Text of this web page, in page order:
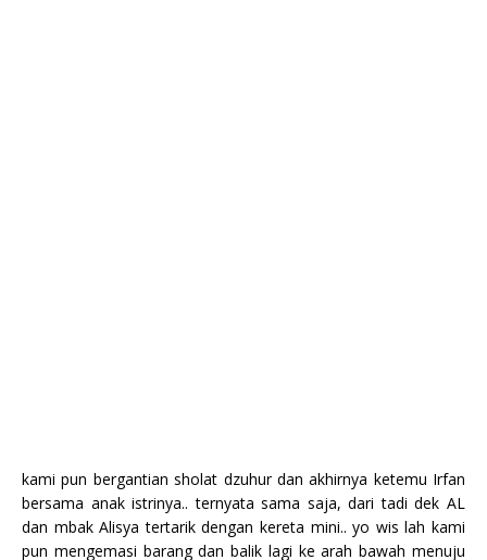
kami pun bergantian sholat dzuhur dan akhirnya ketemu Irfan
bersama anak istrinya.. ternyata sama saja, dari tadi dek AL
dan mbak Alisya tertarik dengan kereta mini.. yo wis lah kami
pun mengemasi barang dan balik lagi ke arah bawah menuju